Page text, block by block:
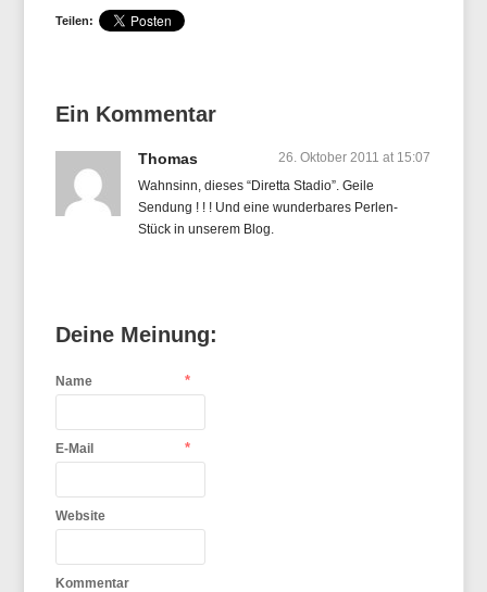
Teilen:
Ein Kommentar
Thomas
26. Oktober 2011 at 15:07
Wahnsinn, dieses “Diretta Stadio”. Geile
Sendung ! ! ! Und eine wunderbares Perlen-
Stück in unserem Blog.
Deine Meinung:
Name *
E-Mail *
Website
Kommentar